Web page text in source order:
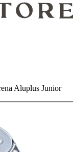
Aluplus Junior